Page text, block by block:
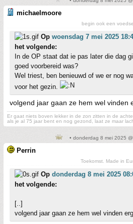
michaelmoore
begin ook een
Op woensdag 7 mei 2025
het volgende:
In de OP staat dat ie pas later die dag
goed voorbereid was?
Wel triest, ben benieuwd of we er nog
voor het gezin.
volgend jaar gaan ze hem wel vinden
Er gaat niets boven lekker in de zon zitten in de
als je al 75 jaar bent en nog gezond, laat ze maar
• donderdag 8 mei 2025
Perrin
Toekomst. Made in
Op donderdag 8 mei 2025
het volgende:
[..]
volgend jaar gaan ze hem wel vinden